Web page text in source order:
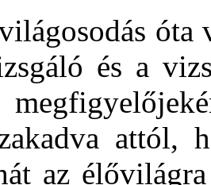
óta
és a
attól,
az